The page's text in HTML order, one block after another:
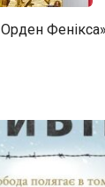
Орден